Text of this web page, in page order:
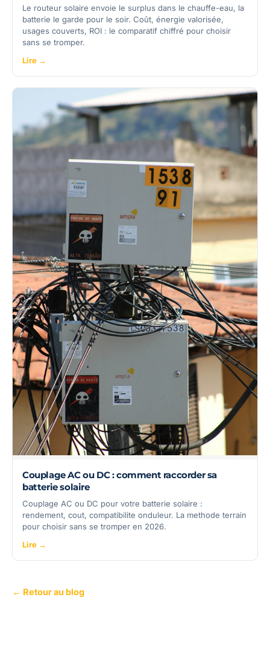
Le routeur solaire envoie le surplus dans le chauffe-eau, la
batterie le garde pour le soir. Coût, énergie valorisée,
usages couverts, ROI : le comparatif chiffré pour choisir
sans se tromper.
Lire →
Couplage AC ou DC : comment raccorder sa
batterie solaire
Couplage AC ou DC pour votre batterie solaire :
rendement, cout, compatibilite onduleur. La methode terrain
pour choisir sans se tromper en 2026.
Lire →
← Retour au blog